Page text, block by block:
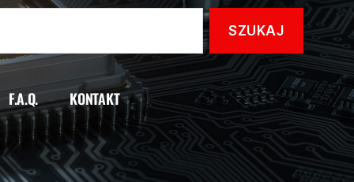
F.A.Q. KONTAKT